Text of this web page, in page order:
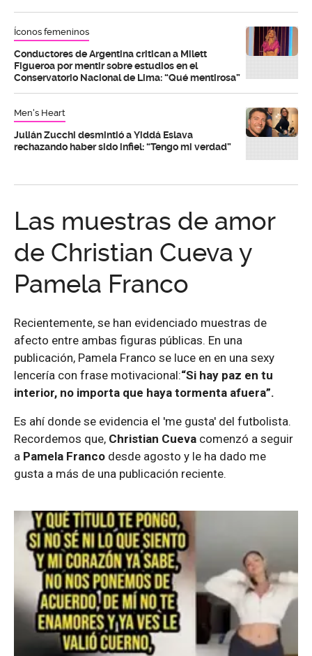
Íconos femeninos
Conductores de Argentina critican a Milett
Figueroa por mentir sobre estudios en el
Conservatorio Nacional de Lima: “Qué mentirosa”
Men's Heart
Julián Zucchi desmintió a Yiddá Eslava
rechazando haber sido infiel: “Tengo mi verdad”
Las muestras de amor
de Christian Cueva y
Pamela Franco
Recientemente, se han evidenciado muestras de
afecto entre ambas figuras públicas. En una
publicación, Pamela Franco se luce en en una sexy
lencería con frase motivacional:“Si hay paz en tu
interior, no importa que haya tormenta afuera”.
Es ahí donde se evidencia el 'me gusta' del futbolista.
Recordemos que, Christian Cueva comenzó a seguir
a Pamela Franco desde agosto y le ha dado me
gusta a más de una publicación reciente.